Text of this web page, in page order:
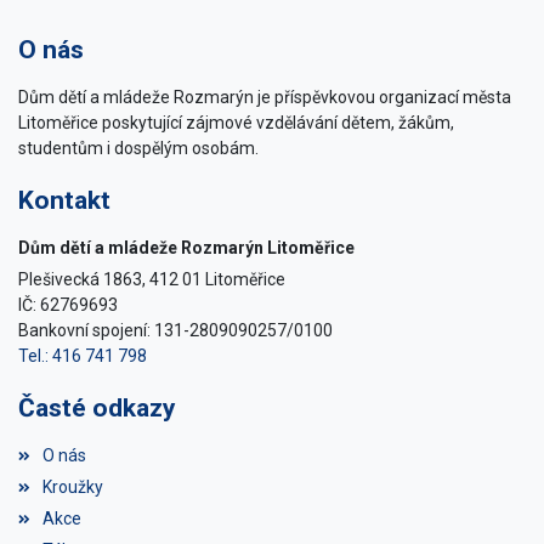
O nás
Dům dětí a mládeže Rozmarýn je příspěvkovou organizací města
Litoměřice poskytující zájmové vzdělávání dětem, žákům,
studentům i dospělým osobám.
Kontakt
Dům dětí a mládeže Rozmarýn Litoměřice
Plešivecká 1863, 412 01 Litoměřice
IČ: 62769693
Bankovní spojení: 131-2809090257/0100
Tel.: 416 741 798
Časté odkazy
O nás
Kroužky
Akce